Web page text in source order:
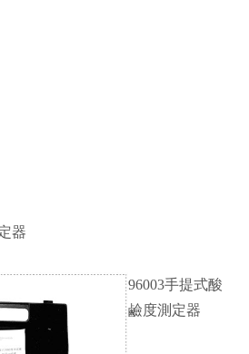
器
96003手提式酸
鹼度測定器